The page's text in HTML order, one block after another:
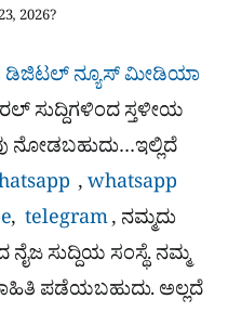
2026?
ಡಿಜಿಟಲ್ ನ್ಯೂಸ್ ಮೀಡಿಯಾ
ಸುದ್ದಿಗಳಿಂದ ಸ್ತಳೀಯ
ನೋಡಬಹುದು…ಇಲ್ಲಿದೆ
,whatsapp
, telegram, ನಮ್ಮದು
ನೈಜ ಸುದ್ದಿಯ ಸಂಸ್ಥೆ. ನಮ್ಮ
ಪಡೆಯಬಹುದು. ಅಲ್ಲದೆ